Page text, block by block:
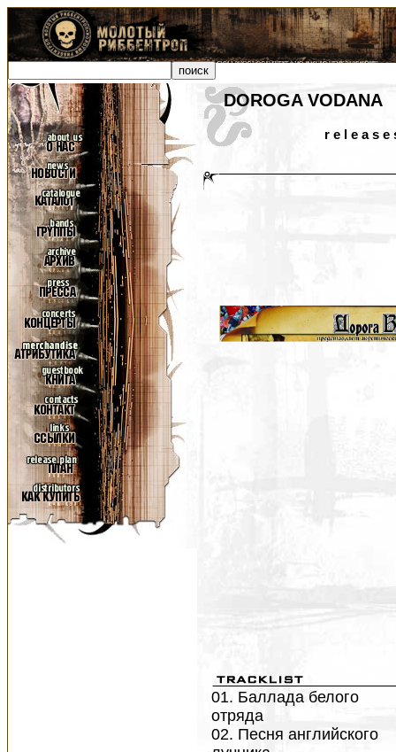
DOROGA VODANA
r e l e a s e
01. Баллада белого
отряда
02. Песня английского